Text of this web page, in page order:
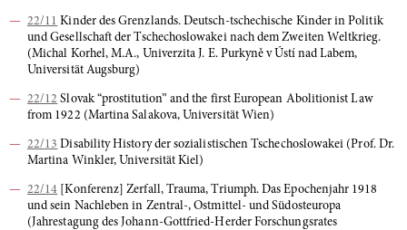
22/11 Kinder des Grenzlands. Deutsch-tschechische Kinder in Politik
und Gesellschaft der Tschechoslowakei nach dem Zweiten Weltkrieg.
(Michal Korhel, M.A., Univerzita J. E. Purkyně v Ústí nad Labem,
Universität Augsburg)
22/12 Slovak “prostitution” and the first European Abolitionist Law
from 1922 (Martina Salakova, Universität Wien)
22/13 Disability History der sozialistischen Tschechoslowakei (Prof. Dr.
Martina Winkler, Universität Kiel)
22/14 [Konferenz] Zerfall, Trauma, Triumph. Das Epochenjahr 1918
und sein Nachleben in Zentral-, Ostmittel- und Südosteuropa
(Jahrestagung des Johann-Gottfried-Herder Forschungsrates